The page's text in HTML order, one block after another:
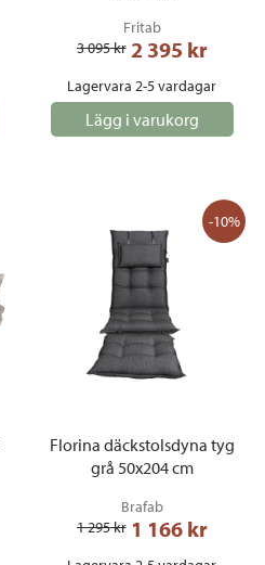
Fritab
3 095 kr 2 395 kr
Lagervara 2-5 vardagar
Lägg i varukorg
-10%
Florina däckstolsdyna tyg
grå 50x204 cm
Brafab
1 295 kr 1 166 kr